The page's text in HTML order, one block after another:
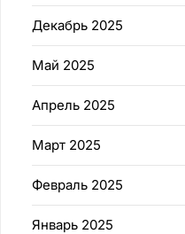
Декабрь 2025
Май 2025
Апрель 2025
Март 2025
Февраль 2025
Январь 2025